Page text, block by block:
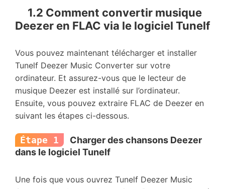
1.2 Comment convertir musique
Deezer en FLAC via le logiciel Tunelf
Vous pouvez maintenant télécharger et installer
Tunelf Deezer Music Converter sur votre
ordinateur. Et assurez-vous que le lecteur de
musique Deezer est installé sur l’ordinateur.
Ensuite, vous pouvez extraire FLAC de Deezer en
suivant les étapes ci-dessous.
Étape 1
Charger des chansons Deezer
dans le logiciel Tunelf
Une fois que vous ouvrez Tunelf Deezer Music